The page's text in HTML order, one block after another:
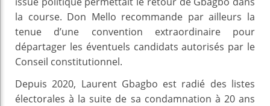
la course. Don Mello recommande par ailleurs la
tenue d’une convention extraordinaire pour
départager les éventuels candidats autorisés par le
Conseil constitutionnel.
Depuis 2020, Laurent Gbagbo est radié des listes
électorales à la suite de sa condamnation à 20 ans